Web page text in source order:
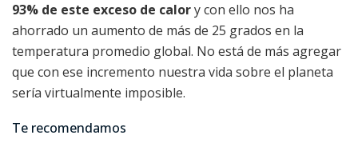
93% de este exceso de calory con ello nos ha
ahorrado un aumento de más de 25 grados en la
temperatura promedio global. No está de más agregar
que con ese incremento nuestra vida sobre el planeta
sería virtualmente imposible.
Te recomendamos